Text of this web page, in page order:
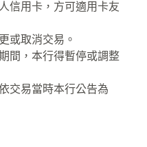
信用卡，方可適用卡友
或取消交易。
間，本行得暫停或調整
交易當時本行公告為